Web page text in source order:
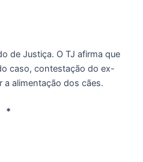
de Justiça. O TJ afirma que
caso, contestação do ex-
a alimentação dos cães.
*